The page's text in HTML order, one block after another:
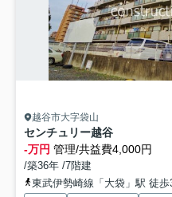
越谷市大字袋山
センチュリー越谷
-万円 管理/共益費4,000円
/築36年 /7階建
東武伊勢崎線「大袋」駅 徒歩